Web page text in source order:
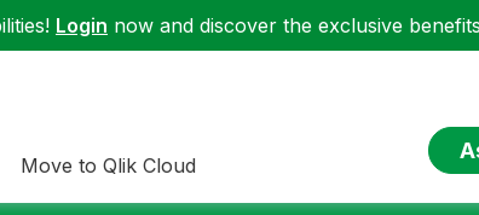
Login now and discover the exclusive
Move to Qlik Cloud